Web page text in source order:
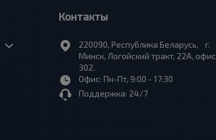
Контакты
220090, Республика Беларусь, г.
Минск, Логойский тракт, 22А, офис
302.
Офис: Пн-Пт, 9:00 - 17:30
Поддержка: 24/7